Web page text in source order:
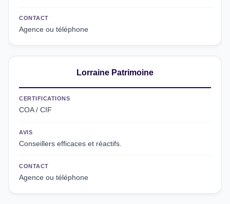
CONTACT
Agence ou téléphone
Lorraine Patrimoine
CERTIFICATIONS
COA / CIF
AVIS
Conseillers efficaces et réactifs.
CONTACT
Agence ou téléphone